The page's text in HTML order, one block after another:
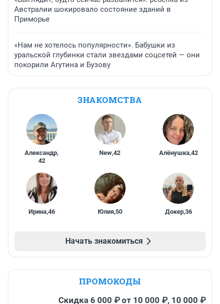
Австралии шокировало состояние зданий в
Приморье
«Нам не хотелось популярности». Бабушки из
уральской глубинки стали звездами соцсетей — они
покорили Агутина и Бузову
ЗНАКОМСТВА
Александр,
42
New,42 Алёнушка,42
Ирина,46 Юлия,50 Докер,36
Начать знакомиться
ПРОМОКОДЫ
Скидка 6 000 ₽ от 10 000 ₽, 10 000 ₽